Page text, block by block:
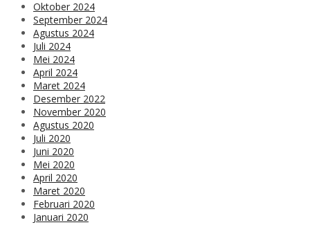
Oktober 2024
September 2024
Agustus 2024
Juli 2024
Mei 2024
April 2024
Maret 2024
Desember 2022
November 2020
Agustus 2020
Juli 2020
Juni 2020
Mei 2020
April 2020
Maret 2020
Februari 2020
Januari 2020